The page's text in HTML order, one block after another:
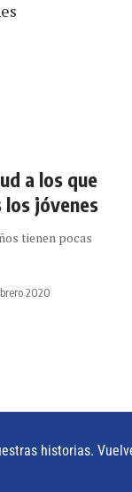
a los que
los jóvenes
tienen pocas
2020
historias.